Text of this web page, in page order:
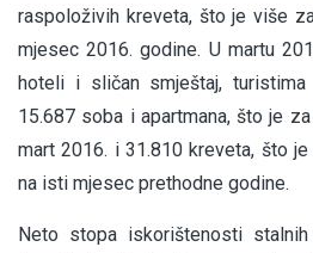
raspoloživih kreveta, što je više
mjesec 2016. godine. U martu
hoteli i sličan smještaj,
15.687 soba i apartmana, što je
mart 2016. i 31.810 kreveta, što
na isti mjesec prethodne godine.
Neto stopa iskorištenosti